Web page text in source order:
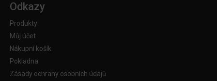
Odkazy
Produkty
Můj účet
Nákupní košík
Pokladna
Zásady ochrany osobních údajů